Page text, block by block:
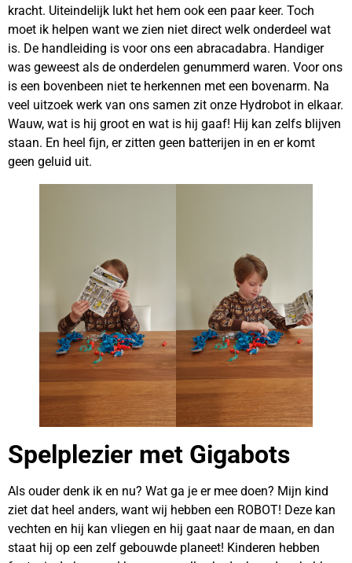
kracht. Uiteindelijk lukt het hem ook een paar keer. Toch
moet ik helpen want we zien niet direct welk onderdeel wat
is. De handleiding is voor ons een abracadabra. Handiger
was geweest als de onderdelen genummerd waren. Voor ons
is een bovenbeen niet te herkennen met een bovenarm. Na
veel uitzoek werk van ons samen zit onze Hydrobot in elkaar.
Wauw, wat is hij groot en wat is hij gaaf! Hij kan zelfs blijven
staan. En heel fijn, er zitten geen batterijen in en er komt
geen geluid uit.
Spelplezier met Gigabots
Als ouder denk ik en nu? Wat ga je er mee doen? Mijn kind
ziet dat heel anders, want wij hebben een ROBOT! Deze kan
vechten en hij kan vliegen en hij gaat naar de maan, en dan
staat hij op een zelf gebouwde planeet! Kinderen hebben